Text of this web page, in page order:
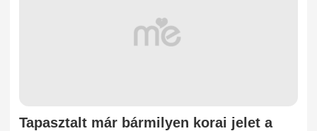
Tapasztalt már bármilyen korai jelet a